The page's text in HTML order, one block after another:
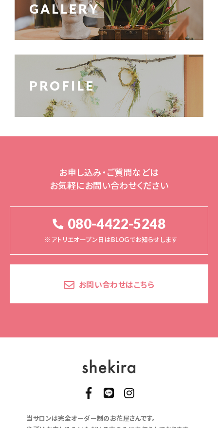
GALLERY
PROFILE
お申し込み・ご質問などは
お気軽にお問い合わせください
080-4422-5248
※アトリエオープン日はBLOGでお知らせします
お問い合わせはこちら
当サロンは完全オーダー制のお花屋さんです。